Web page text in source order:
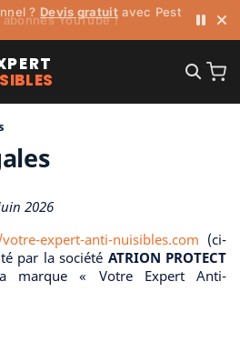
abonnés YouTube !
2026
expert-anti-nuisibles.com (ci-
par la société ATRION PROTECT
marque « Votre Expert Anti-